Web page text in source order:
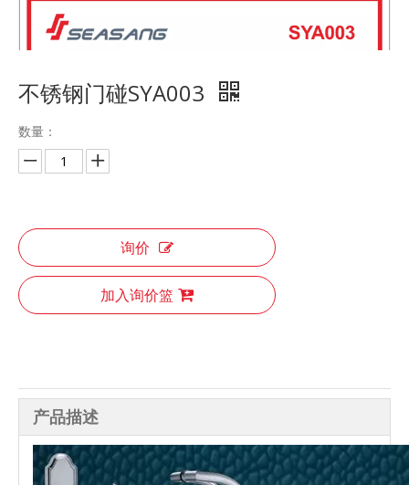
不锈钢门碰SYA003
数量：
询价
加入询价篮
产品描述